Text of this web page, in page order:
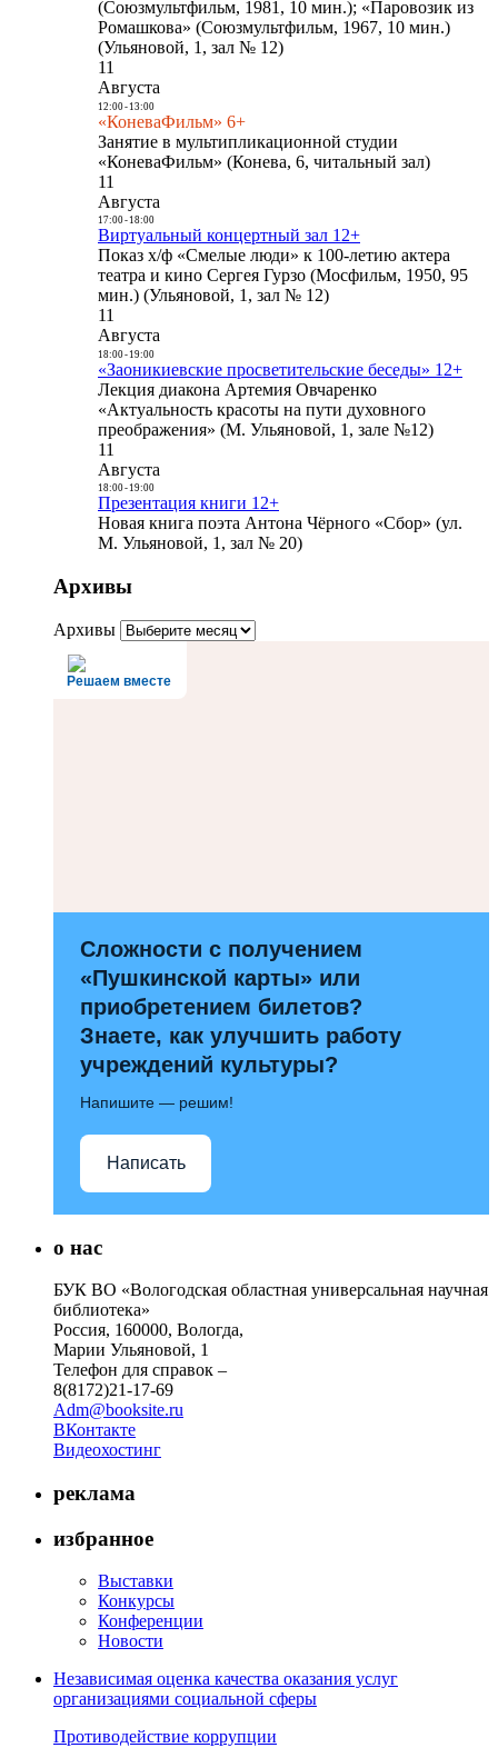
(Союзмультфильм, 1981, 10 мин.); «Паровозик из
Ромашкова» (Союзмультфильм, 1967, 10 мин.)
(Ульяновой, 1, зал № 12)
11
Августа
12:00- 13:00
«КоневаФильм» 6+
Занятие в мультипликационной студии
«КоневаФильм» (Конева, 6, читальный зал)
11
Августа
17:00- 18:00
Виртуальный концертный зал 12+
Показ х/ф «Смелые люди» к 100-летию актера
театра и кино Сергея Гурзо (Мосфильм, 1950, 95
мин.) (Ульяновой, 1, зал № 12)
11
Августа
18:00- 19:00
«Заоникиевские просветительские беседы» 12+
Лекция диакона Артемия Овчаренко
«Актуальность красоты на пути духовного
преображения» (М. Ульяновой, 1, зале №12)
11
Августа
18:00- 19:00
Презентация книги 12+
Новая книга поэта Антона Чёрного «Сбор» (ул.
М. Ульяновой, 1, зал № 20)
Архивы
Архивы
Решаем вместе
Сложности с получением
«Пушкинской карты» или
приобретением билетов?
Знаете, как улучшить работу
учреждений культуры?
Напишите — решим!
Написать
о нас
БУК ВО «Вологодская областная универсальная научная
библиотека»
Россия, 160000, Вологда,
Марии Ульяновой, 1
Телефон для справок –
8(8172)21-17-69
Adm@booksite.ru
ВКонтакте
Видеохостинг
реклама
избранное
Выставки
Конкурсы
Конференции
Новости
Независимая оценка качества оказания услуг
организациями социальной сферы
Противодействие коррупции